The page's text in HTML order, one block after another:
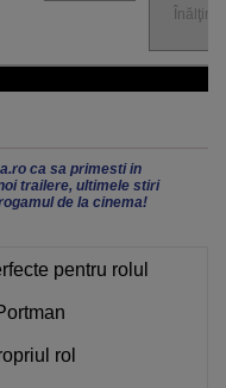
ca sa primesti in
trailere, ultimele stiri
de la cinema!
pentru rolul
rol